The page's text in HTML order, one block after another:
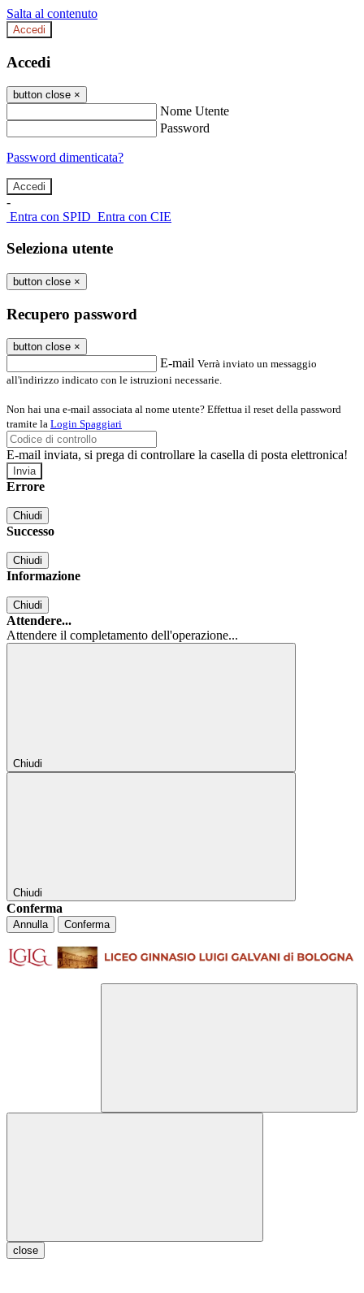
Salta al contenuto
Accedi
Accedi
button close ×
Nome Utente
Password
Password dimenticata?
-
Entra con SPID Entra con CIE
Seleziona utente
button close ×
Recupero password
button close ×
E-mail Verrà inviato un messaggio
all'indirizzo indicato con le istruzioni necessarie.
Non hai una e-mail associata al nome utente? Effettua il reset della password
tramite la Login Spaggiari
E-mail inviata, si prega di controllare la casella di posta elettronica!
Errore
Chiudi
Successo
Chiudi
Informazione
Chiudi
Attendere...
Attendere il completamento dell'operazione...
Chiudi
Chiudi
Conferma
Annulla Conferma
close